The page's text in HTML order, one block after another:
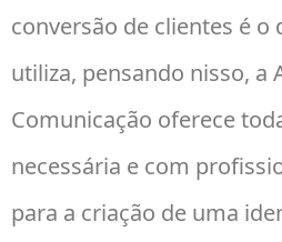
conversão de clientes é o
utiliza, pensando nisso, a
Comunicação oferece
necessária e com
para a criação de uma